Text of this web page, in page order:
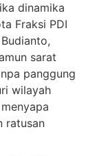
dinamika
Fraksi PDI
sarat
panggung
wilayah
ratusan